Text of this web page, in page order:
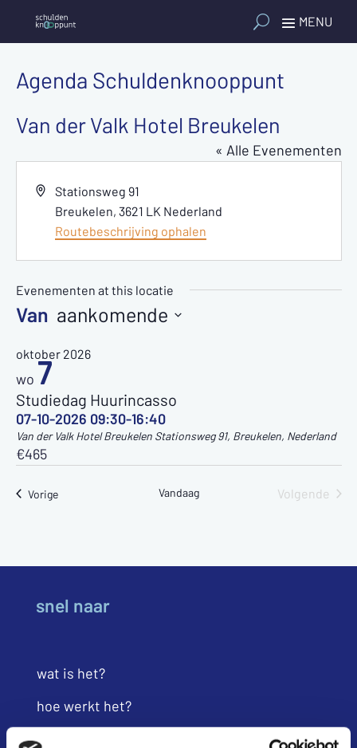
Agenda Schuldenknooppunt
Van der Valk Hotel Breukelen
« Alle Evenementen
AdresStationsweg 91
Breukelen, 3621 LK Nederland
Routebeschrijving ophalen
Evenementen at this locatie
aankomende
een
datum.
oktober 2026
wo 7
Studiedag Huurincasso
07-10-2026 09:30-16:40
Van der Valk Hotel Breukelen Stationsweg 91, Breukelen, Nederland
€465
VorigeEvenementen Vandaag
Volgende
snel naar
wat is het?
hoe werkt het?
waarom?